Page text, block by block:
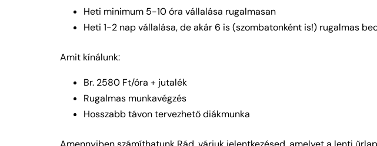
Heti minimum 5-10 óra vállalása rugalmasan
Heti 1-2 nap vállalása, de akár 6 is (szombatonként is!) rugalmas
Amit kínálunk:
Br. 2580 Ft/óra + jutalék
Rugalmas munkavégzés
Hosszabb távon tervezhető diákmunka